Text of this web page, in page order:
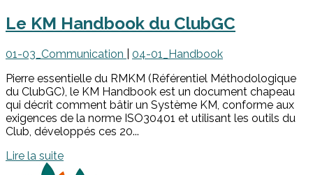
Le KM Handbook du ClubGC
01-03_Communication
04-01_Handbook
Pierre essentielle du RMKM (Référentiel Méthodologique
du ClubGC), le KM Handbook est un document chapeau
qui décrit comment bâtir un Système KM, conforme aux
exigences de la norme ISO30401 et utilisant les outils du
Club, développés ces 20...
Lire la suite